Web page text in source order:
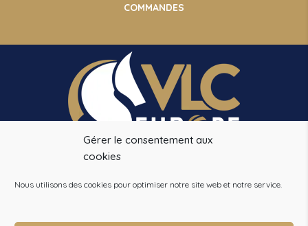
Gérer le consentement aux
cookies
Nous utilisons des cookies pour optimiser notre site web et notre service.
COMMANDES
14 CHEMIN DE LA PINSONNIERE